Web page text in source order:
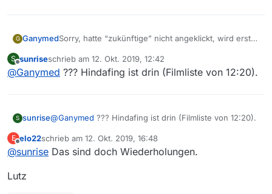
G GanymedSorry, hatte “zukünftige” nicht angeklickt, wird erst
Werde also das Häkchen immer gesetzt lassen ;-)
S
Offline
sunriseschrieb am 12. Okt. 2019, 12:42
zuletzt editiert von
@Ganymed ??? Hindafing ist drin (Filmliste von 12:20).
S sunrise@Ganymed ??? Hindafing ist drin (Filmliste von 12:20).
E
Offline
elo22schrieb am 12. Okt. 2019, 16:48
zuletzt editiert von
@sunrise Das sind doch Wiederholungen.
Lutz